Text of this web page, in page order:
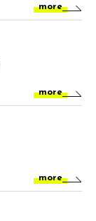
more
more
more